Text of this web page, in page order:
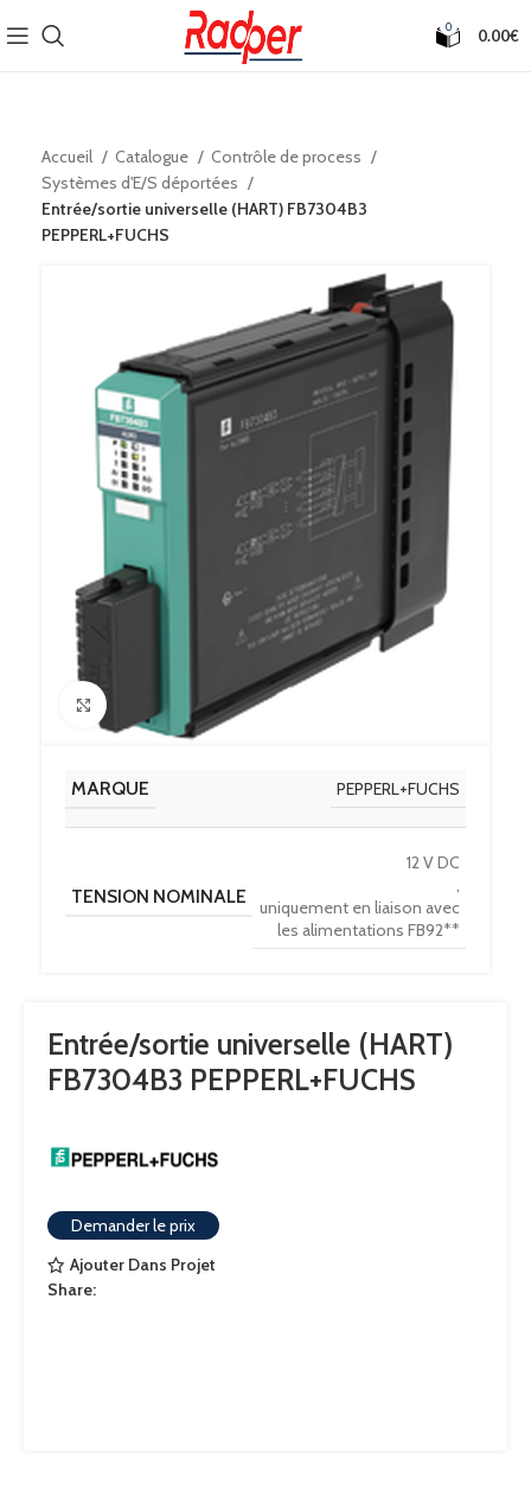
0 0.00€
Accueil Catalogue
Contrôle de process
Systèmes d'E/S déportées
Entrée/sortie universelle (HART) FB7304B3
PEPPERL+FUCHS
Click to enlarge
MARQUE PEPPERL+FUCHS
TENSION NOMINALE
12 V DC
,
uniquement en liaison avec
les alimentations FB92**
Entrée/sortie universelle (HART)
FB7304B3 PEPPERL+FUCHS
Demander le prix
Ajouter Dans Projet
Share: